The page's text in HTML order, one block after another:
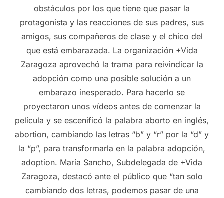
obstáculos por los que tiene que pasar la
protagonista y las reacciones de sus padres, sus
amigos, sus compañeros de clase y el chico del
que está embarazada. La organización +Vida
Zaragoza aprovechó la trama para reivindicar la
adopción como una posible solución a un
embarazo inesperado. Para hacerlo se
proyectaron unos vídeos antes de comenzar la
película y se escenificó la palabra aborto en inglés,
abortion, cambiando las letras “b” y “r” por la “d” y
la “p”, para transformarla en la palabra adopción,
adoption. María Sancho, Subdelegada de +Vida
Zaragoza, destacó ante el público que “tan solo
cambiando dos letras, podemos pasar de una